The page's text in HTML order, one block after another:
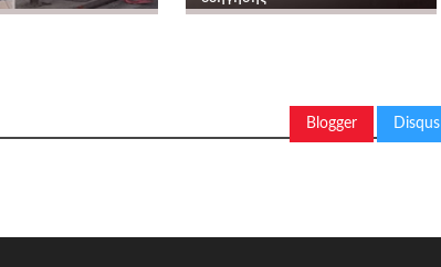
Blogger Disqus